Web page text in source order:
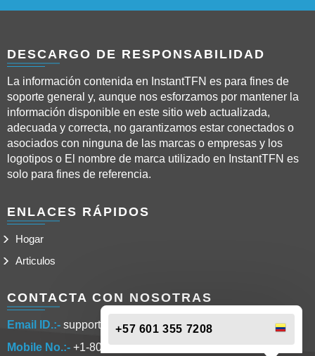
+57 601 355 7208
DESCARGO DE RESPONSABILIDAD
La información contenida en InstantTFN es para fines de
soporte general y, aunque nos esforzamos por mantener la
información disponible en este sitio web actualizada,
adecuada y correcta, no garantizamos estar conectados o
asociados con ninguna de las marcas o empresas y los
logotipos o El nombre de marca utilizado en InstantTFN es
solo para fines de referencia.
ENLACES RÁPIDOS
Hogar
Articulos
CONTACTA CON NOSOTRAS
Email ID.:- support@instanttfn.com
Mobile No.:- +1-802-304-4897